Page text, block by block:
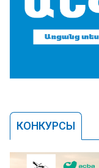
КОНКУРСЫ